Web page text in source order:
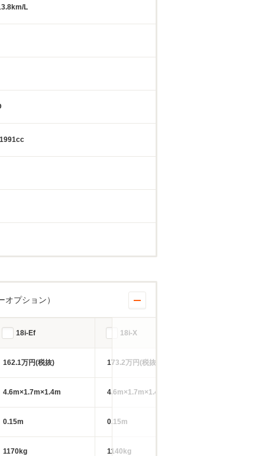
L
プション）
18i-Ef 18i-X
162.1万円(税抜) 173.2万円(税抜)
4.6m×1.7m×1.4m 4.6m×1.7m×1.4m
0.15m 0.15m
1170kg 1140kg